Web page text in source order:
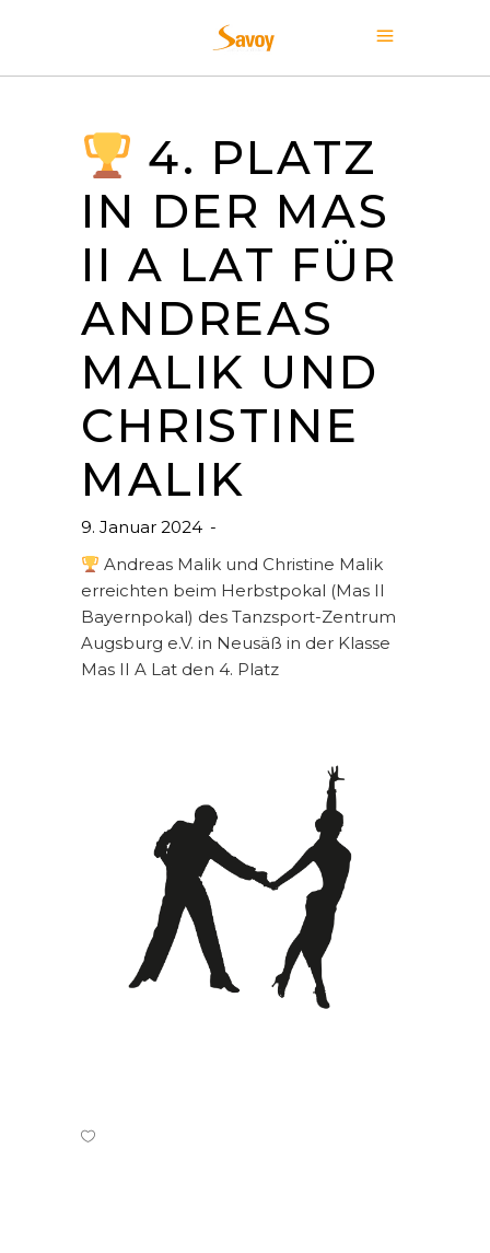
4. PLATZ
IN DER MAS
II A LAT FÜR
ANDREAS
MALIK UND
CHRISTINE
MALIK
9. Januar 2024
Andreas Malik und Christine Malik
erreichten beim Herbstpokal (Mas II
Bayernpokal) des Tanzsport-Zentrum
Augsburg e.V. in Neusäß in der Klasse
Mas II A Lat den 4. Platz